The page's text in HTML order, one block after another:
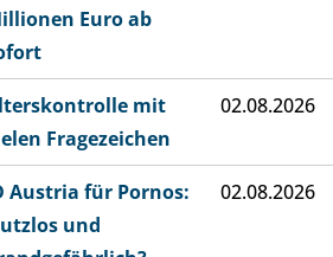
Euro ab
mit
Fragezeichen
02.08.2026
Austria für Pornos:
und
02.08.2026